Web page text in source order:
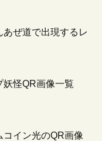
ぜ道で出現するレ
怪QR画像一覧
イン光のQR画像